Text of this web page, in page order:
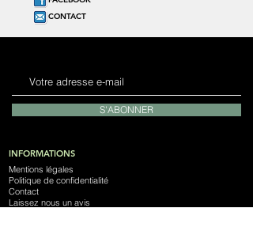
CONTACT
S'ABONNER
INFORMATIONS
Mentions légales
Politique de confidentialité
Contact
Laissez nous un avis